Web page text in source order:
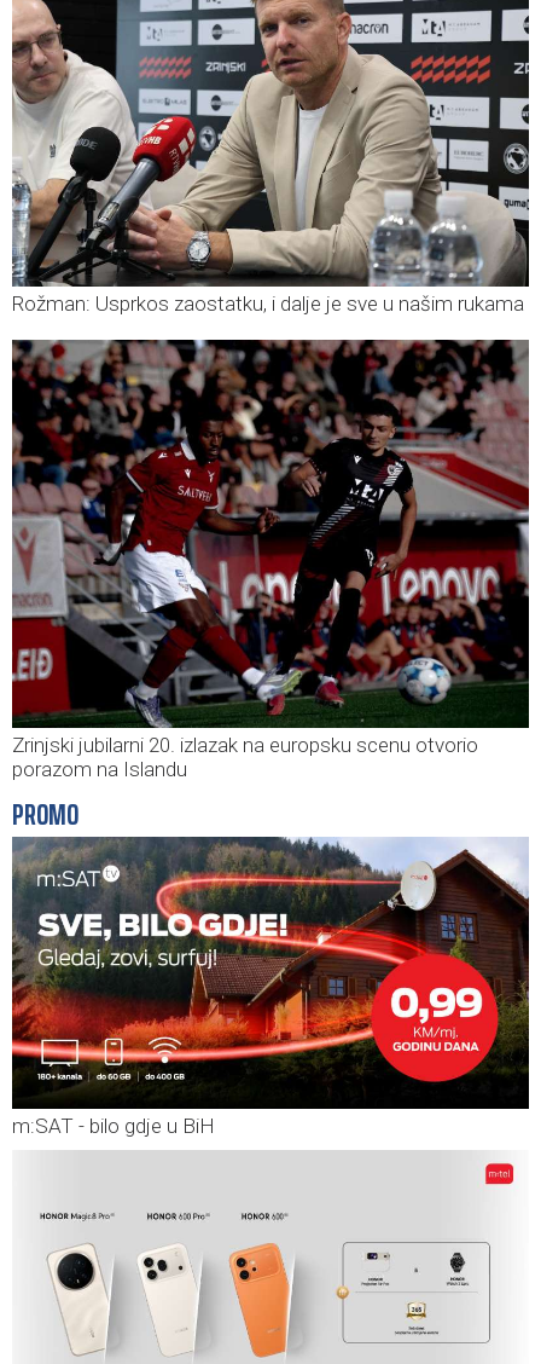
Rožman: Usprkos zaostatku, i dalje je sve u našim rukama
Zrinjski jubilarni 20. izlazak na europsku scenu otvorio
porazom na Islandu
PROMO
m:SAT - bilo gdje u BiH